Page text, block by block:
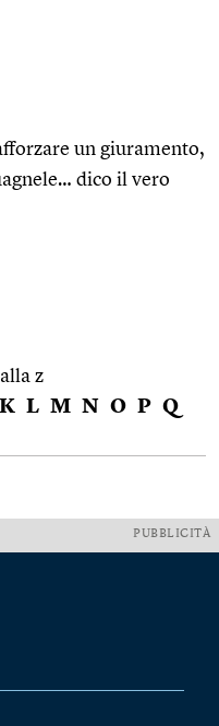
un giuramento,
dico il vero
z
K L M N O P Q
PUBBLICITÀ